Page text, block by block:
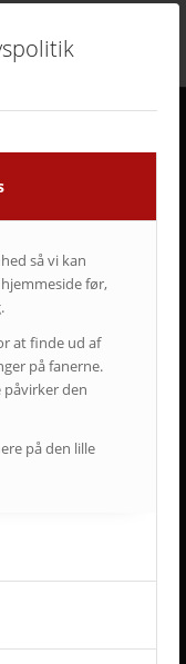
så vi kan
før,
at finde ud af
på fanerne.
den
på den lille
helt til dørs.
support.
branchen.
samarbejder.